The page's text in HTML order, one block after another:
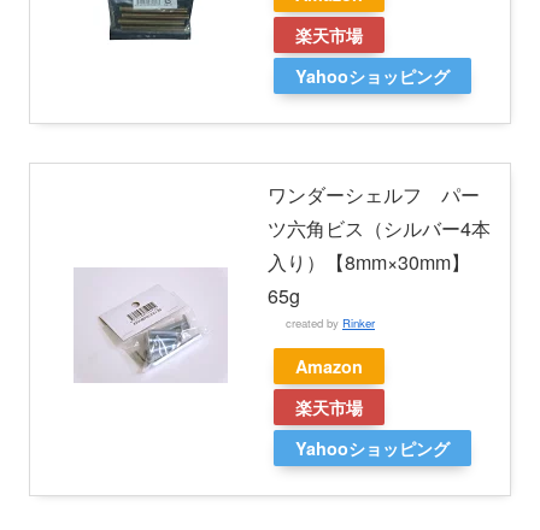
楽天市場
Yahooショッピング
ワンダーシェルフ パー
ツ六角ビス（シルバー4本
入り）【8mm×30mm】
65g
created by Rinker
Amazon
楽天市場
Yahooショッピング